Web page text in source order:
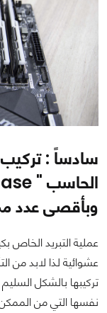
سادساً :
وبأقصى عدد
عشوائية لذا لابد من
تركيبها بالشكل
نفسها التي من